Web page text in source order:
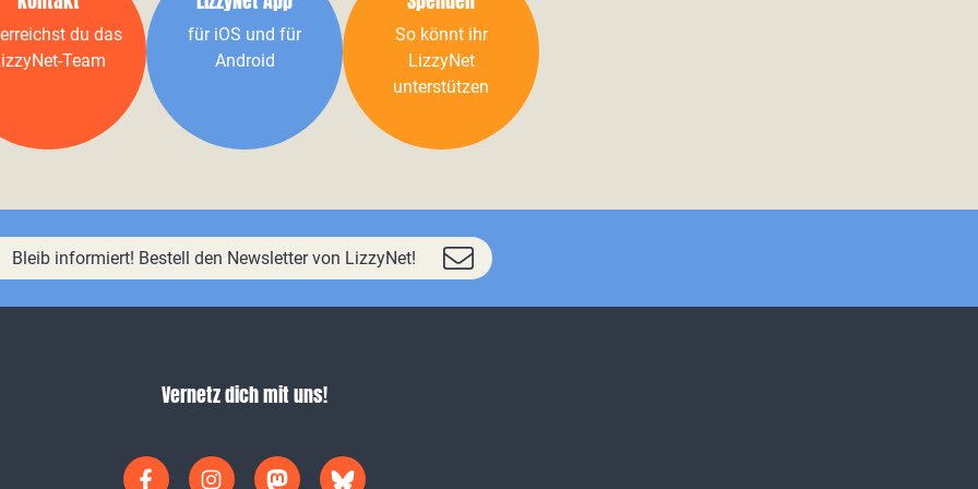
du das
Team
für iOS und für
Android
So könnt ihr
LizzyNet
unterstützen
Bleib informiert! Bestell den Newsletter von LizzyNet!
Vernetz dich mit uns!